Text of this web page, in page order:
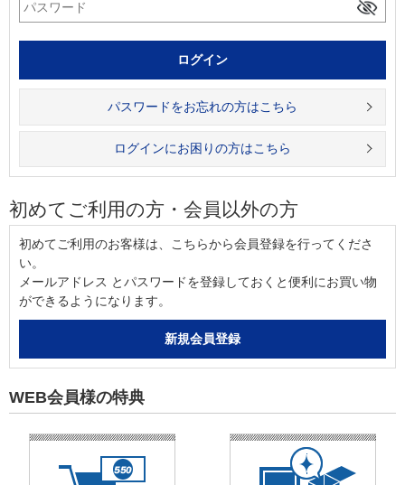
パスワードをお忘れの方はこちら
ログインにお困りの方はこちら
初めてご利用の方・会員以外の方
初めてご利用のお客様は、こちらから会員登録を行ってくださ
い。
メールアドレス とパスワードを登録しておくと便利にお買い物
ができるようになります。
WEB会員様の特典